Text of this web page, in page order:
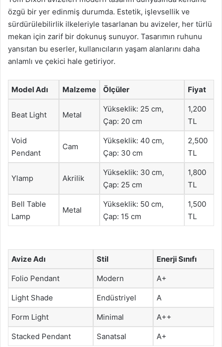
özgü bir yer edinmiş durumda. Estetik, işlevsellik ve
sürdürülebilirlik ilkeleriyle tasarlanan bu avizeler, her türlü
mekan için zarif bir dokunuş sunuyor. Tasarımın ruhunu
yansıtan bu eserler, kullanıcıların yaşam alanlarını daha
anlamlı ve çekici hale getiriyor.
Model Adı Malzeme Ölçüler Fiyat
Beat Light Metal
Yükseklik: 25 cm,
Çap: 20 cm
1,200
TL
Void
Pendant
Cam
Yükseklik: 40 cm,
Çap: 30 cm
2,500
TL
Ylamp Akrilik
Yükseklik: 30 cm,
Çap: 25 cm
1,800
TL
Bell Table
Lamp
Metal
Yükseklik: 50 cm,
Çap: 15 cm
1,500
TL
Avize Adı Stil Enerji Sınıfı
Folio Pendant Modern A+
Light Shade Endüstriyel A
Form Light Minimal A++
Stacked Pendant Sanatsal A+